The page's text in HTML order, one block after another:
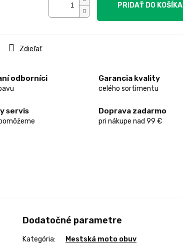
PRIDAŤ DO KOŠÍKA
odborníci Garancia kvality
celého sortimentu
servis Doprava zadarmo
pri nákupe nad 99 €
Zdieľať
Dodatočné parametre
Kategória: Mestská moto obuv